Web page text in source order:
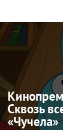
Сквозь
«Чучела»